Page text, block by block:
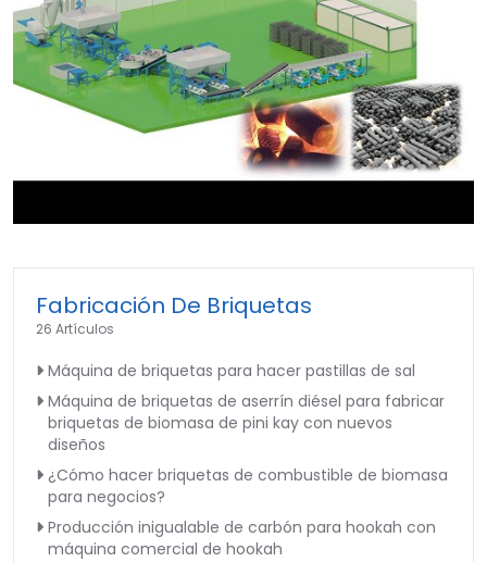
Fabricación De Briquetas
26 Artículos
Máquina de briquetas para hacer pastillas de sal
Máquina de briquetas de aserrín diésel para fabricar
briquetas de biomasa de pini kay con nuevos
diseños
¿Cómo hacer briquetas de combustible de biomasa
para negocios?
Producción inigualable de carbón para hookah con
máquina comercial de hookah